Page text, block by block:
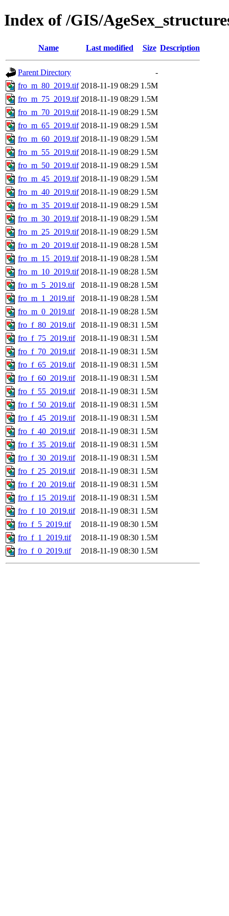
Index of /GIS/
Name Last modified Size Description
Parent Directory
-
fro_m_80_2019.tif 2018-11-19 08:29 1.5M
fro_m_75_2019.tif 2018-11-19 08:29 1.5M
fro_m_70_2019.tif 2018-11-19 08:29 1.5M
fro_m_65_2019.tif 2018-11-19 08:29 1.5M
fro_m_60_2019.tif 2018-11-19 08:29 1.5M
fro_m_55_2019.tif 2018-11-19 08:29 1.5M
fro_m_50_2019.tif 2018-11-19 08:29 1.5M
fro_m_45_2019.tif 2018-11-19 08:29 1.5M
fro_m_40_2019.tif 2018-11-19 08:29 1.5M
fro_m_35_2019.tif 2018-11-19 08:29 1.5M
fro_m_30_2019.tif 2018-11-19 08:29 1.5M
fro_m_25_2019.tif 2018-11-19 08:29 1.5M
fro_m_20_2019.tif 2018-11-19 08:28 1.5M
fro_m_15_2019.tif 2018-11-19 08:28 1.5M
fro_m_10_2019.tif 2018-11-19 08:28 1.5M
fro_m_5_2019.tif
2018-11-19 08:28 1.5M
fro_m_1_2019.tif
2018-11-19 08:28 1.5M
fro_m_0_2019.tif
2018-11-19 08:28 1.5M
fro_f_80_2019.tif
2018-11-19 08:31 1.5M
fro_f_75_2019.tif
2018-11-19 08:31 1.5M
fro_f_70_2019.tif
2018-11-19 08:31 1.5M
fro_f_65_2019.tif
2018-11-19 08:31 1.5M
fro_f_60_2019.tif
2018-11-19 08:31 1.5M
fro_f_55_2019.tif
2018-11-19 08:31 1.5M
fro_f_50_2019.tif
2018-11-19 08:31 1.5M
fro_f_45_2019.tif
2018-11-19 08:31 1.5M
fro_f_40_2019.tif
2018-11-19 08:31 1.5M
fro_f_35_2019.tif
2018-11-19 08:31 1.5M
fro_f_30_2019.tif
2018-11-19 08:31 1.5M
fro_f_25_2019.tif
2018-11-19 08:31 1.5M
fro_f_20_2019.tif
2018-11-19 08:31 1.5M
fro_f_15_2019.tif
2018-11-19 08:31 1.5M
fro_f_10_2019.tif
2018-11-19 08:31 1.5M
fro_f_5_2019.tif
2018-11-19 08:30 1.5M
fro_f_1_2019.tif
2018-11-19 08:30 1.5M
fro_f_0_2019.tif
2018-11-19 08:30 1.5M